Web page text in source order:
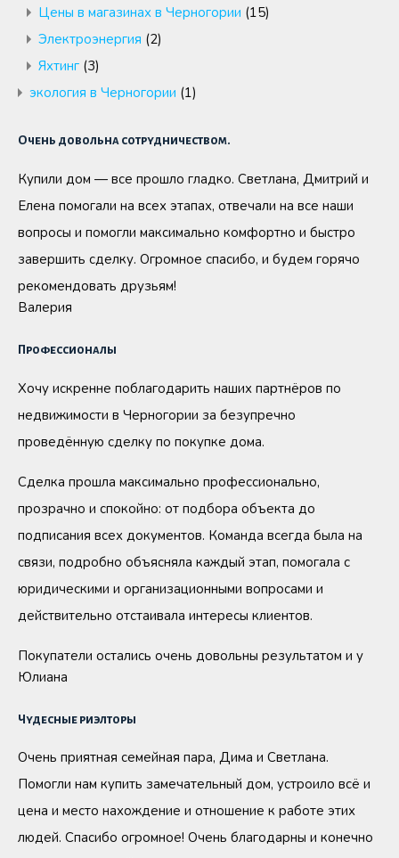
Цены в магазинах в Черногории (15)
Электроэнергия (2)
Яхтинг (3)
экология в Черногории (1)
Очень довольна сотрудничеством.
Купили дом — все прошло гладко. Светлана, Дмитрий и
Елена помогали на всех этапах, отвечали на все наши
вопросы и помогли максимально комфортно и быстро
завершить сделку. Огромное спасибо, и будем горячо
рекомендовать друзьям!
Валерия
Профессионалы
Хочу искренне поблагодарить наших партнёров по
недвижимости в Черногории за безупречно
проведённую сделку по покупке дома.
Сделка прошла максимально профессионально,
прозрачно и спокойно: от подбора объекта до
подписания всех документов. Команда всегда была на
связи, подробно объясняла каждый этап, помогала с
юридическими и организационными вопросами и
действительно отстаивала интересы клиентов.
Покупатели остались очень довольны результатом и у
Юлиана
Чудесные риэлторы
Очень приятная семейная пара, Дима и Светлана.
Помогли нам купить замечательный дом, устроило всё и
цена и место нахождение и отношение к работе этих
людей. Спасибо огромное! Очень благодарны и конечно